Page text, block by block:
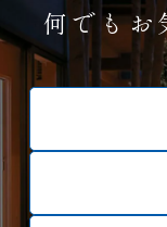
何でもお